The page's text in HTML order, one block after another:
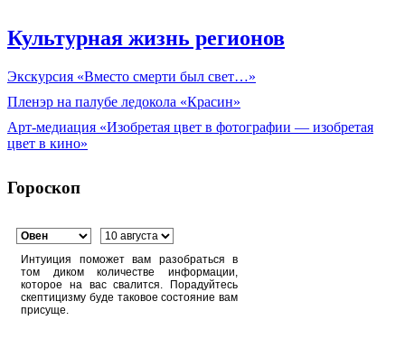
Культурная жизнь регионов
Экскурсия «Вместо смерти был свет…»
Пленэр на палубе ледокола «Красин»
Арт-медиация «Изобретая цвет в фотографии — изобретая
цвет в кино»
Гороскоп
Интуиция поможет вам разобраться в
том диком количестве информации,
которое на вас свалится. Порадуйтесь
скептицизму буде таковое состояние вам
присуще.